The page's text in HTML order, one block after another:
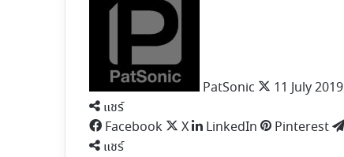
PatSonic 11 July 2019
แชร์
Facebook
X LinkedIn Pinterest
แชร์